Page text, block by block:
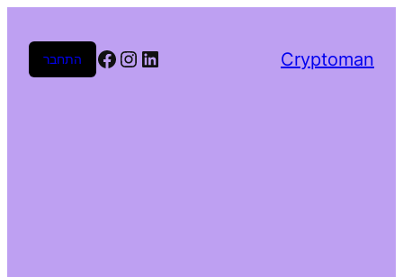
Cryptoman
LinkedIn
Instagram
Facebook
התחבר